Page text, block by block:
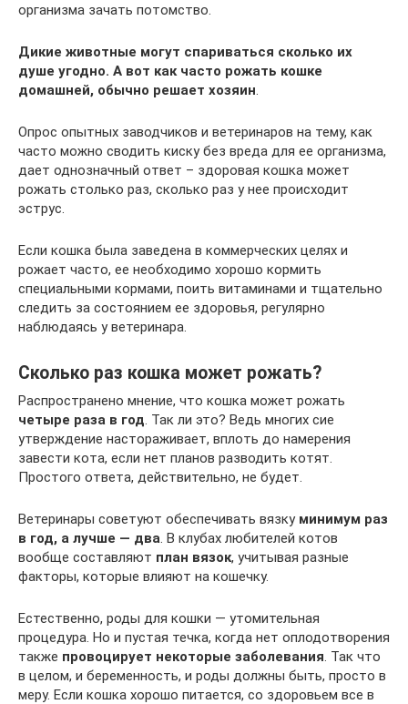
организма зачать потомство.
Дикие животные могут спариваться сколько их
душе угодно. А вот как часто рожать кошке
домашней, обычно решает хозяин
Опрос опытных заводчиков и ветеринаров на тему, как
часто можно сводить киску без вреда для ее организма,
дает однозначный ответ – здоровая кошка может
рожать столько раз, сколько раз у нее происходит
эструс.
Если кошка была заведена в коммерческих целях и
рожает часто, ее необходимо хорошо кормить
специальными кормами, поить витаминами и тщательно
следить за состоянием ее здоровья, регулярно
наблюдаясь у ветеринара.
Сколько раз кошка может рожать?
Распространено мнение, что кошка может рожать
четыре раза в год . Так ли это? Ведь многих сие
утверждение настораживает, вплоть до намерения
завести кота, если нет планов разводить котят.
Простого ответа, действительно, не будет.
Ветеринары советуют обеспечивать вязку минимум раз
в год, а лучше — два . В клубах любителей котов
вообще составляют план вязок, учитывая разные
факторы, которые влияют на кошечку.
Естественно, роды для кошки — утомительная
процедура. Но и пустая течка, когда нет оплодотворения
также провоцирует некоторые заболевания . Так что
в целом, и беременность, и роды должны быть, просто в
меру. Если кошка хорошо питается, со здоровьем все в